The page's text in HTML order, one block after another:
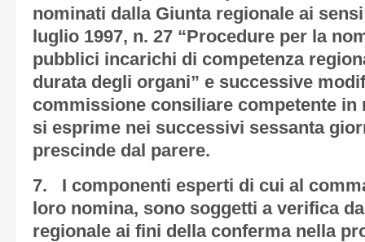
nominati dalla Giunta regionale ai
luglio 1997, n. 27 “Procedure per la
pubblici incarichi di competenza
durata degli organi” e successive
commissione consiliare competente in
si esprime nei successivi sessanta
prescinde dal parere.
7. I componenti esperti di cui al
loro nomina, sono soggetti a verifica
regionale ai fini della conferma nella